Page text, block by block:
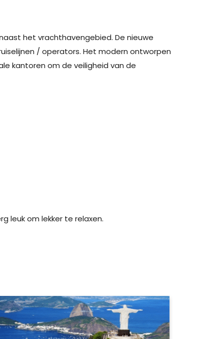
het vrachthavengebied. De nieuwe
/ operators. Het modern ontworpen
kantoren om de veiligheid van de
leuk om lekker te relaxen.